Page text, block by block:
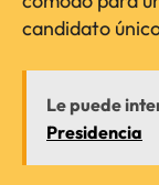
candidato
Le puede
Presidencia